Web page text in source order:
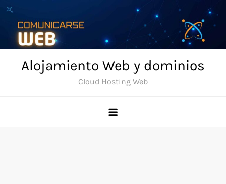
Skip
content
Alojamiento Web y dominios
Cloud Hosting Web